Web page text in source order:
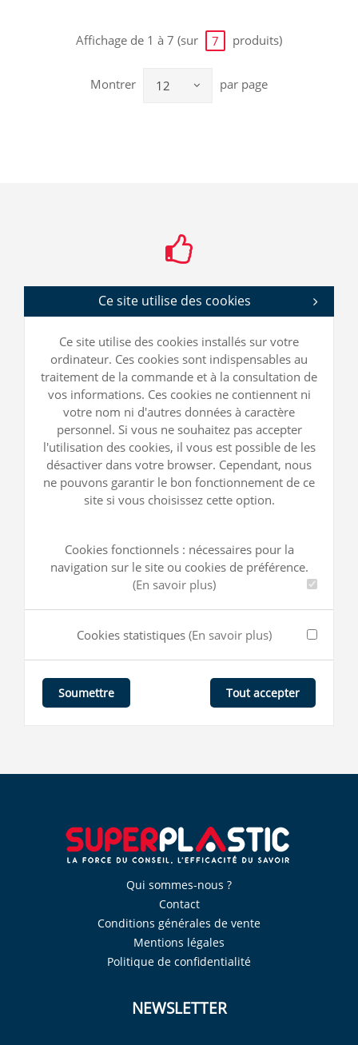
Affichage de 1 à 7 (sur 7 produits)
Montrer 12 par page
Ce site utilise des cookies
Ce site utilise des cookies installés sur votre
ordinateur. Ces cookies sont indispensables au
traitement de la commande et à la consultation de
vos informations. Ces cookies ne contiennent ni
votre nom ni d'autres données à caractère
personnel. Si vous ne souhaitez pas accepter
l'utilisation des cookies, il vous est possible de les
désactiver dans votre browser. Cependant, nous
ne pouvons garantir le bon fonctionnement de ce
site si vous choisissez cette option.
Cookies fonctionnels : nécessaires pour la
navigation sur le site ou cookies de préférence.
(En savoir plus)
Cookies statistiques (En savoir plus)
Soumettre Tout accepter
Qui sommes-nous ?
Contact
Conditions générales de vente
Mentions légales
Politique de confidentialité
NEWSLETTER